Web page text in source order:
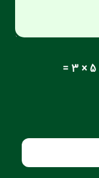
5 × 3 =